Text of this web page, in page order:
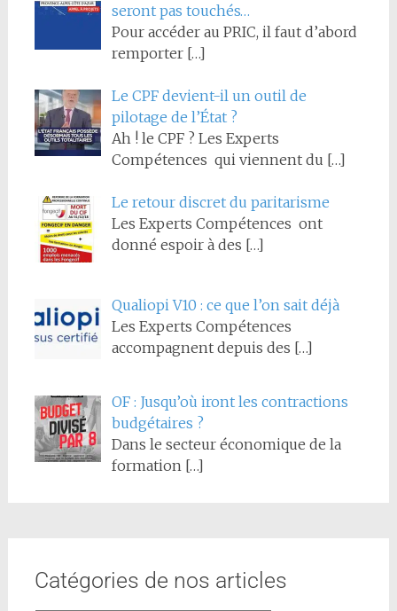
seront pas touchés…
Pour accéder au PRIC, il faut d’abord
remporter […]
Le CPF devient-il un outil de
pilotage de l’État ?
Ah ! le CPF ? Les Experts
Compétences qui viennent du […]
Le retour discret du paritarisme
Les Experts Compétences ont
donné espoir à des […]
Qualiopi V10 : ce que l’on sait déjà
Les Experts Compétences
accompagnent depuis des […]
OF : Jusqu’où iront les contractions
budgétaires ?
Dans le secteur économique de la
formation […]
Catégories de nos articles